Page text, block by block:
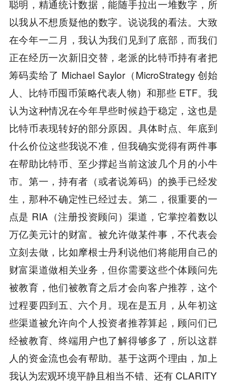
聪明，精通统计数据，能随手拉出一堆数字，所
以我从不想质疑他的数字。说说我的看法。大致
在今年一二月，我认为我们见到了底部，而我们
正在经历一次新旧交替，老派的比特币持有者把
筹码卖给了 Michael Saylor（MicroStrategy 创始
人、比特币囤币策略代表人物）和那些 ETF。我
认为这种情况在今年早些时候趋于稳定，这也是
比特币表现转好的部分原因。具体时点、年底到
什么价位这些我说不准，但我确实觉得有两件事
在帮助比特币、至少撑起当前这波几个月的小牛
市。第一，持有者（或者说筹码）的换手已经发
生，那种不确定性已经过去。第二，很重要的一
点是 RIA（注册投资顾问）渠道，它掌控着数以
万亿美元计的财富。被允许做某件事，不代表会
立刻去做，比如摩根士丹利说他们将能用自己的
财富渠道做相关业务，但你需要这些个体顾问先
被教育，他们被教育之后才会向客户推荐，这个
过程要四到五、六个月。现在是五月，从年初这
些渠道被允许向个人投资者推荐算起，顾问们已
经被教育、终端用户也了解得够多了，所以这群
人的资金流也会有帮助。基于这两个理由，加上
我认为宏观环境平静且相当不错、还有 CLARITY